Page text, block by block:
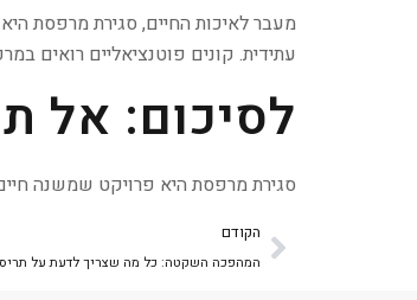
מעבר לאיכות החיים, סגירת מרפסת
עתידית. קונים פוטנציאליים רואים
לסיכום: אל
סגירת מרפסת היא פרויקט שמשנה
הקודם
המהפכה השקטה: כל מה שצריך לדעת על